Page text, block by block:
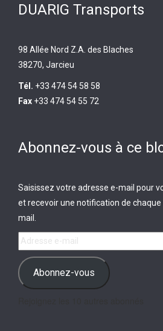
DUARIG Transports
98 Allée Nord Z.A. des Blaches
38270, Jarcieu
Tél. +33 474 54 58 58
Fax +33 474 54 55 72
Abonnez-vous à ce
Saisissez votre adresse e-mail pour
et recevoir une notification de
mail.
Adresse
e-
mail Abonnez-vous